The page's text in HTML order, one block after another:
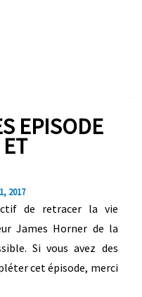
EPISODE
2017
de retracer la vie
James Horner de la
Si vous avez des
cet épisode, merci